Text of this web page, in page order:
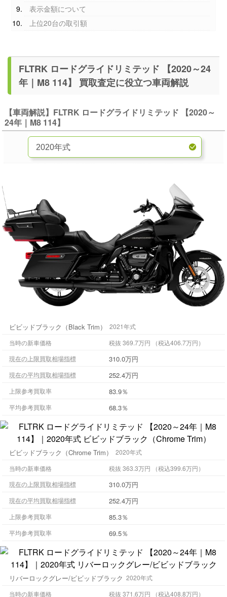
表示金額について
上位20台の取引額
FLTRK ロードグライドリミテッド 【2020～24
年｜M8 114】 買取査定に役立つ車両解説
【車両解説】FLTRK ロードグライドリミテッド 【2020～
24年｜M8 114】
ビビッドブラック（Black Trim）
2021年式
当時の新車価格
税抜 369.7万円 （税込406.7万円）
現在の上限買取相場指標
310.0万円
現在の平均買取相場指標 252.4万円
上限参考買取率 83.9％
平均参考買取率 68.3％
ビビッドブラック（Chrome Trim）
2020年式
当時の新車価格
税抜 363.3万円 （税込399.6万円）
現在の上限買取相場指標
310.0万円
現在の平均買取相場指標 252.4万円
上限参考買取率 85.3％
平均参考買取率 69.5％
リバーロックグレー/ビビッドブラック 2020年式
当時の新車価格
税抜 371.6万円 （税込408.8万円）